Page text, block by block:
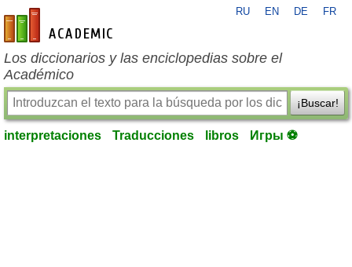
es-academic.com
RU EN DE FR
Los diccionarios y las enciclopedias sobre el
Académico
¡Buscar!
interpretaciones Traducciones libros Игры ⚽